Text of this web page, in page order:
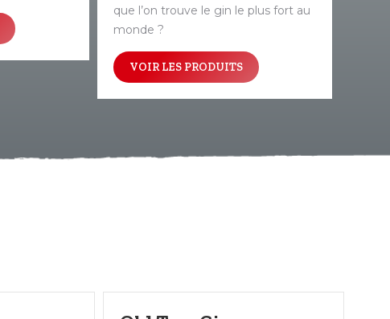
que l’on trouve le gin le plus fort au
monde ?
VOIR LES PRODUITS